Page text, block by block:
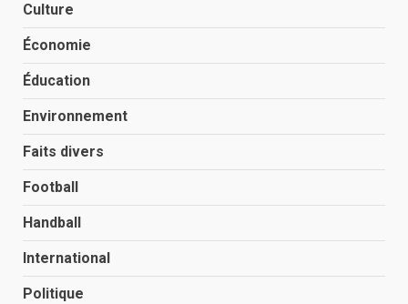
Culture
Économie
Éducation
Environnement
Faits divers
Football
Handball
International
Politique